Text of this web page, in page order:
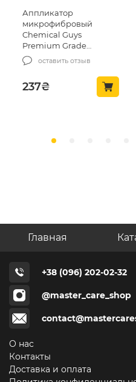
Аппликатор
микрофибровый
Chemical Guys
Premium Grade
Workhorse Microfiber
Applicator, Tan 1шт
оставить отзыв
237₴
Главная
+38 (096) 202-02-32
@master_care_shop
О нас
Контакты
Доставка и оплата